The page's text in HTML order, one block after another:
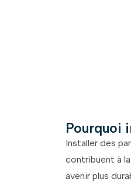
Pourquoi
Installer des
contribuent à
avenir plus